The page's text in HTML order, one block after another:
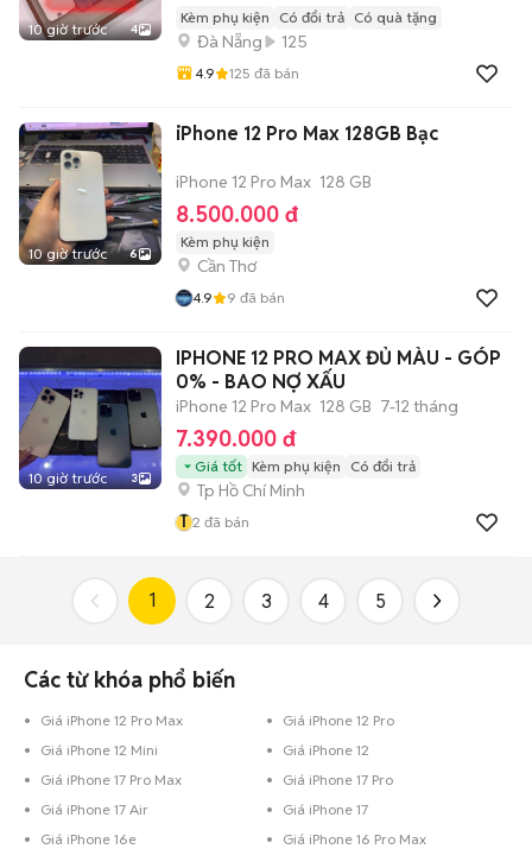
10 giờ trước 4
Kèm phụ kiện Có đổi trả Có quà tặng
Đà Nẵng 125
4.9 125 đã bán
10 giờ trước 6
iPhone 12 Pro Max 128GB Bạc
iPhone 12 Pro Max 128 GB
8.500.000 đ
Kèm phụ kiện
Cần Thơ
4.9 9 đã bán
10 giờ trước 3
IPHONE 12 PRO MAX ĐỦ MÀU - GÓP
0% - BAO NỢ XẤU
iPhone 12 Pro Max 128 GB 7-12 tháng
7.390.000 đ
Giá tốt Kèm phụ kiện Có đổi trả
Tp Hồ Chí Minh
T 2 đã bán
1 2 3 4 5
Các từ khóa phổ biến
Giá iPhone 12 Pro Max
Giá iPhone 12 Pro
Giá iPhone 12 Mini
Giá iPhone 12
Giá iPhone 17 Pro Max
Giá iPhone 17 Pro
Giá iPhone 17 Air
Giá iPhone 17
Giá iPhone 16e
Giá iPhone 16 Pro Max